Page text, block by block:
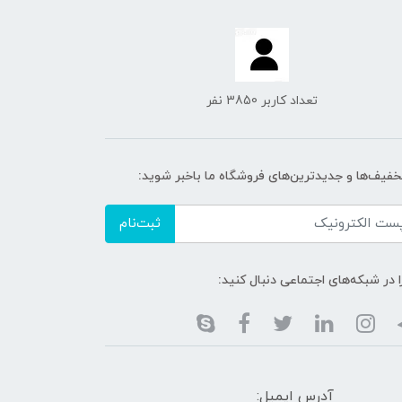
تعداد کاربر 3850 نفر
و جدیدترین‌های فروشگاه ما باخبر شوید:
ثبت‌نام
در شبکه‌های اجتماعی دنبال کنید:
آدرس ایمیل: